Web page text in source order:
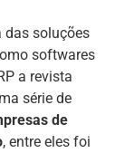
das soluções
softwares
a revista
série de
de
, entre eles foi